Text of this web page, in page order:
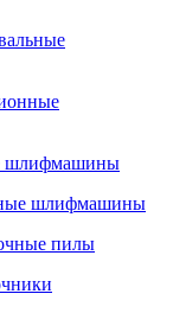
шлифмашины
шлифмашины
пилы